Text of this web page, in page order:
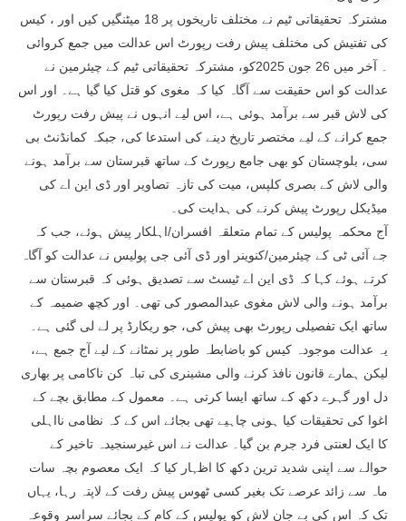
مشترکہ تحقیقاتی ٹیم نے مختلف تاریخوں پر 18 میٹنگیں کیں اور ، کیس
کی تفتیش کی مختلف پیش رفت رپورٹ اس عدالت میں جمع کروائی
۔ آخر میں 26 جون 2025کو، مشترکہ تحقیقاتی ٹیم کے چیئرمین نے
عدالت کو اس حقیقت سے آگاہ کیا کہ مغوی کو قتل کیا گیا ہے۔ اور اس
کی لاش قبر سے برآمد ہوئی ہے، اس لیے انہوں نے پیش رفت رپورٹ
جمع کرانے کے لیے مختصر تاریخ دینے کی استدعا کی، جبکہ کمانڈنٹ بی
سی، بلوچستان کو بھی جامع رپورٹ کے ساتھ قبرستان سے برآمد ہونے
والی لاش کے بصری کلپس، میت کی تازہ تصاویر اور ڈی این اے کی
میڈیکل رپورٹ پیش کرنے کی ہدایت کی۔
آج محکمہ پولیس کے تمام متعلقہ افسران/اہلکار پیش ہوئے، جب کہ
جے آئی ٹی کے چیئرمین/کنوینر اور ڈی آئی جی پولیس نے عدالت کو آگاہ
کرتے ہوئے کہا کہ ڈی این اے ٹیسٹ سے تصدیق ہوئی کہ قبرستان سے
برآمد ہونے والی لاش مغوی عبدالمصور کی تھی۔ اور کچھ ضمیمہ کے
ساتھ ایک تفصیلی رپورٹ بھی پیش کی، جو ریکارڈ پر لے لی گئی ہے۔
یہ عدالت موجودہ کیس کو باضابطہ طور پر نمٹانے کے لیے آج جمع ہے،
لیکن ہمارے قانون نافذ کرنے والی مشینری کی تباہ کن ناکامی پر بھاری
دل اور گہرے دکھ کے ساتھ ایسا کرتی ہے۔ معمول کے مطابق بچے کے
اغوا کی تحقیقات کیا ہونی چاہیے تھی بجائے اس کے کہ نظامی نااہلی
کا ایک لعنتی فرد جرم بن گیا۔ عدالت نے اس غیرسنجیدہ تاخیر کے
حوالے سے اپنی شدید ترین دکھ کا اظہار کیا کہ ایک معصوم بچہ سات
ماہ سے زائد عرصے تک بغیر کسی ٹھوس پیش رفت کے لاپتہ رہا، یہاں
تک کہ اس کی بے جان لاش کو پولیس کے کام کے بجائے سراسر وقوعہ